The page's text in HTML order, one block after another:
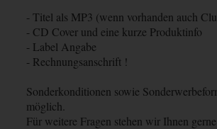
- Titel als MP3 (wenn vorhanden auch
- CD Cover und eine kurze Produktinfo
- Label Angabe
- Rechnungsanschrift !
Sonderkonditionen sowie
möglich.
Für weitere Fragen stehen wir Ihnen